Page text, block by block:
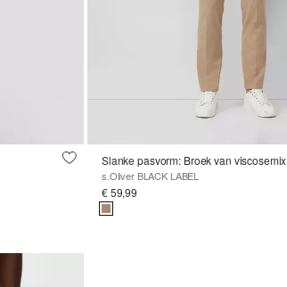
Slanke pasvorm: Broek van viscosemix
s.Oliver BLACK LABEL
€ 59,99